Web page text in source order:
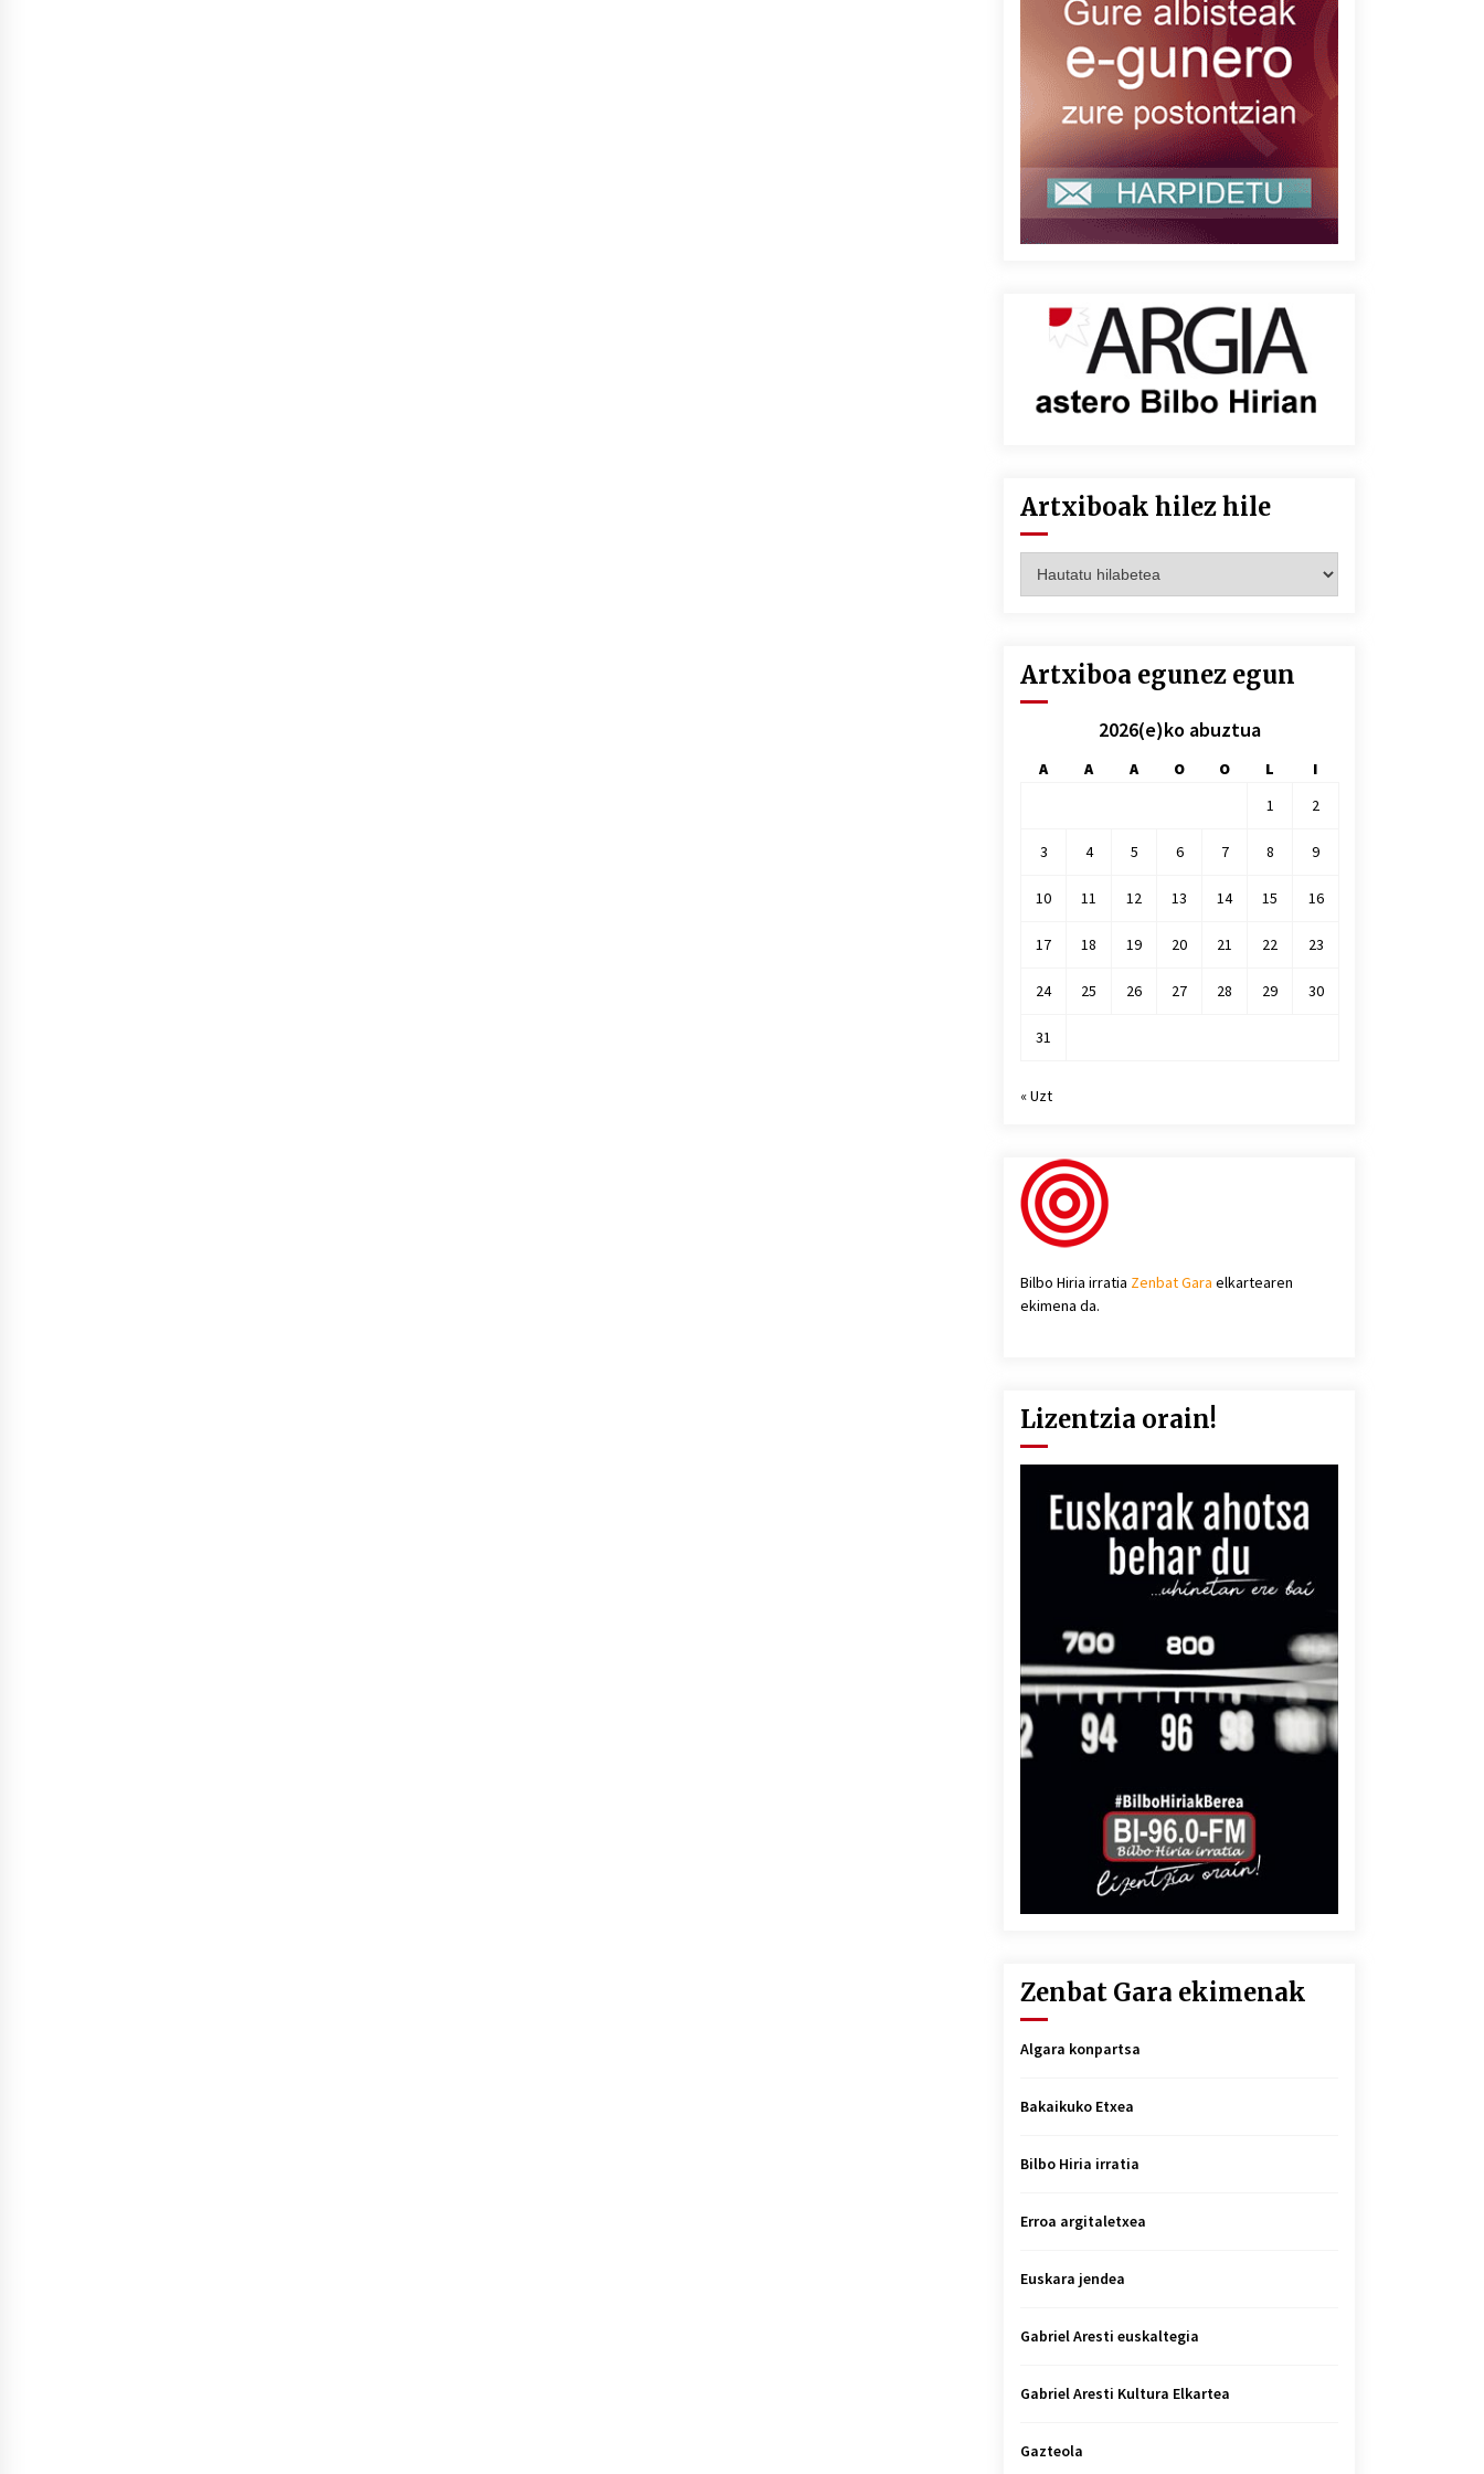
Artxiboak hilez hile
hilez
Artxiboa egunez egun
2026(e)ko abuztua
A A A O O L
I
1
2
3 4 5 6 7 8 9
10 11 12 13 14 15 16
17 18 19 20 21 22 23
24 25 26 27 28 29 30
31
« Uzt
Bilbo Hiria irratia Zenbat Gara elkartearen
ekimena da.
Lizentzia orain!
Zenbat Gara ekimenak
Algara konpartsa
Bakaikuko Etxea
Bilbo Hiria irratia
Erroa argitaletxea
Euskara jendea
Gabriel Aresti euskaltegia
Gabriel Aresti Kultura Elkartea
Gazteola